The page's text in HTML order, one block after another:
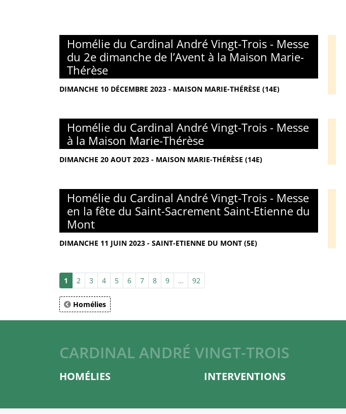
Homélie du Cardinal André Vingt-Trois - Messe
du 2e dimanche de l’Avent à la Maison Marie-
Thérèse
DIMANCHE 10 DÉCEMBRE 2023 - MAISON MARIE-THÉRÈSE (14E)
Homélie du Cardinal André Vingt-Trois - Messe
à la Maison Marie-Thérèse
DIMANCHE 20 AOUT 2023 - MAISON MARIE-THÉRÈSE (14E)
Homélie du Cardinal André Vingt-Trois - Messe
en la fête du Saint-Sacrement Saint-Etienne du
Mont
DIMANCHE 11 JUIN 2023 - SAINT-ETIENNE DU MONT (5E)
1 2 3 4 5 6 7 8 9 … 92
Homélies
CARDINAL ANDRÉ VINGT-TROIS
HOMÉLIES INTERVENTIONS